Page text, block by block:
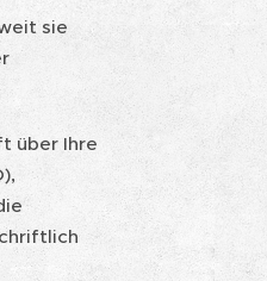
sie
über Ihre